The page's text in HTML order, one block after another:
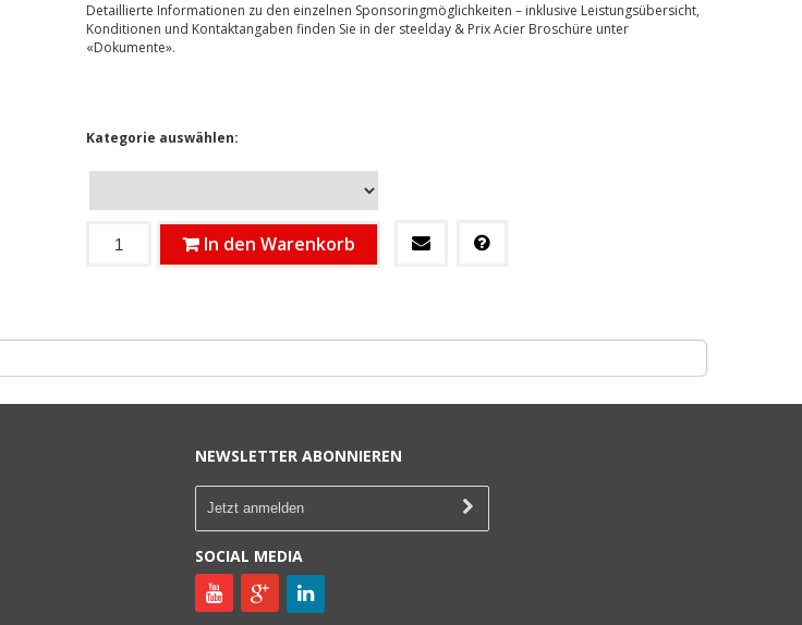
Detaillierte Informationen zu den einzelnen Sponsoringmöglichkeiten – inklusive Leistungsübersicht,
Konditionen und Kontaktangaben finden Sie in der steelday & Prix Acier Broschüre unter
«Dokumente».
Kategorie auswählen:
In den Warenkorb
NEWSLETTER ABONNIEREN
SOCIAL MEDIA